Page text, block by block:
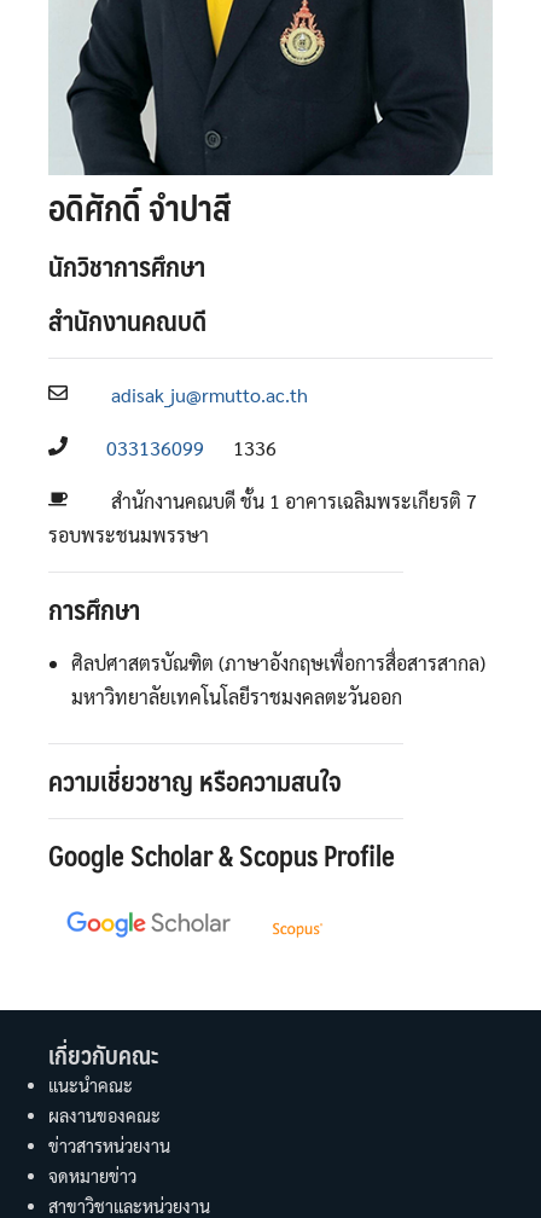
อดิศักดิ์ จำปาสี
นักวิชาการศึกษา
สำนักงานคณบดี
adisak_ju@rmutto.ac.th
033136099 1336
สำนักงานคณบดี ชั้น 1 อาคารเฉลิมพระเกียรติ 7
รอบพระชนมพรรษา
การศึกษา
ศิลปศาสตรบัณฑิต (ภาษาอังกฤษเพื่อการสื่อสารสากล)
มหาวิทยาลัยเทคโนโลยีราชมงคลตะวันออก
ความเชี่ยวชาญ หรือความสนใจ
Google Scholar & Scopus Profile
เกี่ยวกับคณะ
แนะนำคณะ
ผลงานของคณะ
ข่าวสารหน่วยงาน
จดหมายข่าว
สาขาวิชาและหน่วยงาน